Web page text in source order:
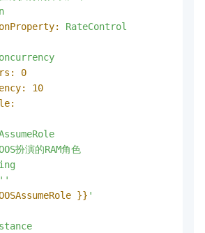
RateControl
0
10
扮演的RAM角色
''
}} '